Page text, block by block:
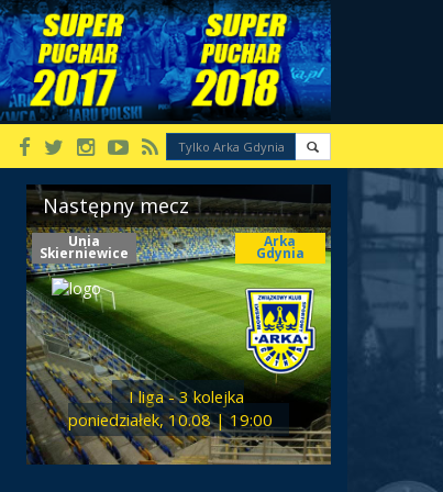
Następny mecz
Unia
Skierniewice
Arka
Gdynia
I liga - 3 kolejka
poniedziałek, 10.08 | 19:00